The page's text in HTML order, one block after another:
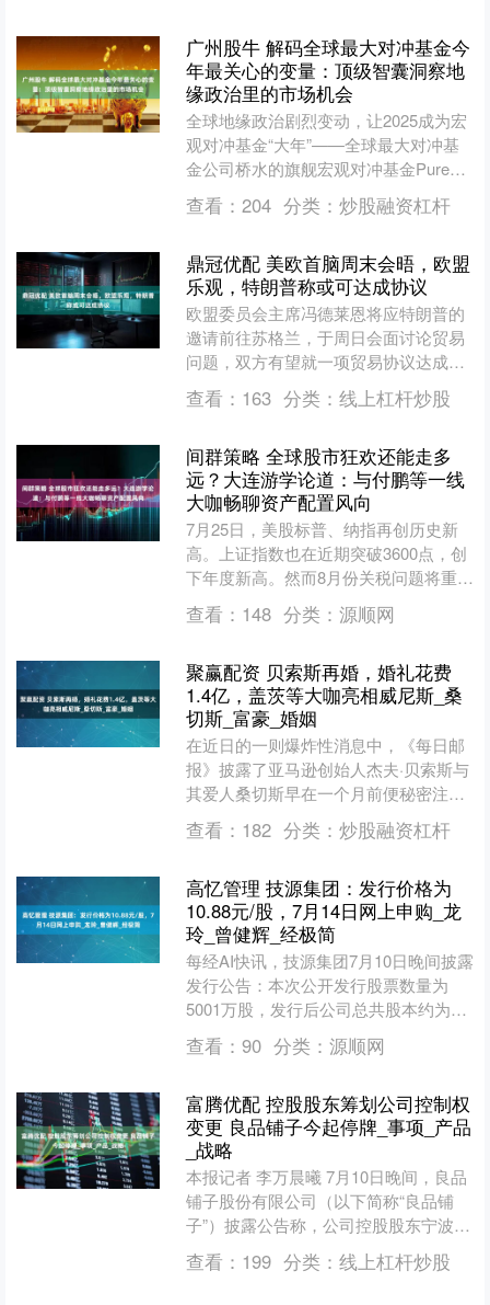
广州股牛 解码全球最大对冲基金今
年最关心的变量：顶级智囊洞察地
缘政治里的市场机会
全球地缘政治剧烈变动，让2025成为宏
观对冲基金“大年”——全球最大对冲基
金公司桥水的旗舰宏观对冲基金Pure
Alpha，在今年上半年收获17%丰厚回
报。另一....
查看： 204 分类： 炒股融资杠杆
鼎冠优配 美欧首脑周末会晤，欧盟
乐观，特朗普称或可达成协议
欧盟委员会主席冯德莱恩将应特朗普的
邀请前往苏格兰，于周日会面讨论贸易
问题，双方有望就一项贸易协议达成框
架性协议，以避免跨大西洋贸易战的爆
发。 据央视新闻，当地时....
查看： 163 分类： 线上杠杆炒股
间群策略 全球股市狂欢还能走多
远？大连游学论道：与付鹏等一线
大咖畅聊资产配置风向
7月25日，美股标普、纳指再创历史新
高。上证指数也在近期突破3600点，创
下年度新高。然而8月份关税问题将重返
市场焦点，可能会给当前全球权益市场
的“狂欢”带来变....
查看： 148 分类： 源顺网
聚赢配资 贝索斯再婚，婚礼花费
1.4亿，盖茨等大咖亮相威尼斯_桑
切斯_富豪_婚姻
在近日的一则爆炸性消息中，《每日邮
报》披露了亚马逊创始人杰夫·贝索斯与
其爱人桑切斯早在一个月前便秘密注册
了婚姻，并且相应地完成了一份婚前协
议。这份协议的背后，保....
查看： 182 分类： 炒股融资杠杆
高忆管理 技源集团：发行价格为
10.88元/股，7月14日网上申购_龙
玲_曾健辉_经极简
每经AI快讯，技源集团7月10日晚间披露
发行公告：本次公开发行股票数量为
5001万股，发行后公司总共股本约为4
亿股。发行价格为10.88元/股；2025年7
月1....
查看： 90 分类： 源顺网
富腾优配 控股股东筹划公司控制权
变更 良品铺子今起停牌_事项_产品
_战略
本报记者 李万晨曦 7月10日晚间，良品
铺子股份有限公司（以下简称“良品铺
子”）披露公告称，公司控股股东宁波汉
意创业投资合伙企业（有限合伙）正在
筹划重大事项，该....
查看： 199 分类： 线上杠杆炒股